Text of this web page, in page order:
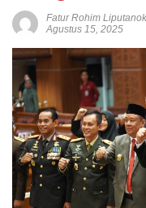
Fatur Rohim
Agustus 15, 2025